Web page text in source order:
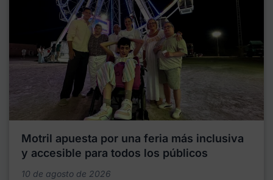
Motril apuesta por una feria más inclusiva
y accesible para todos los públicos
10 de agosto de 2026